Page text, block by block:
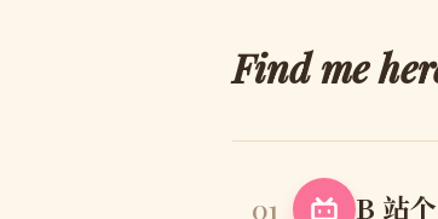
Find me
01 B 站